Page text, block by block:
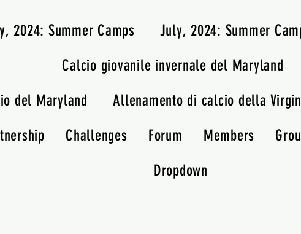
2024: Summer Camps
July, 2024: Summer
Calcio giovanile invernale del Maryland
del Maryland
Allenamento di calcio della
Challenges Forum Members
Dropdown